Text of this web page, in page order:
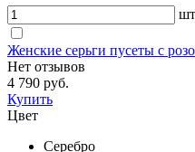
шт
Женские серьги пусеты с
Нет отзывов
4 790 руб.
Купить
Цвет
Серебро